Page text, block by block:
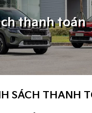
thanh toán
SÁCH THANH